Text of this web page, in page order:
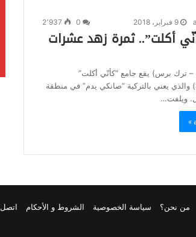
9 فبراير، 2018 2٬937
أكلت”.. ثمرة زهد عشرات
– ترك برس) يقع جامع “كأنّي أكلت”
(Sankiyedim) والذي يعني بالتركية “صانكي يدم” في منطقة
ويلفت…
»
من نحن؟ سياسة الخصوصية الشروط و الأحكام اتصل